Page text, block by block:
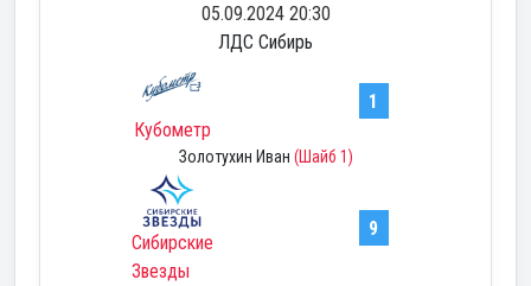
Кубометр
1
Золотухин Иван (Шайб 1)
05.09.2024 20:30
ЛДС Сибирь
9
Сибирские
Звезды